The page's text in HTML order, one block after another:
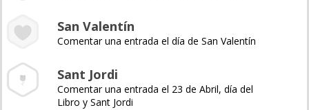
San Valentín
Comentar una entrada el día de San Valentín
Sant Jordi
Comentar una entrada el 23 de Abril, día del
Libro y Sant Jordi